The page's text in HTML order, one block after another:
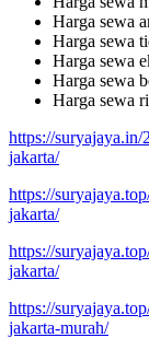
Harga sewa
Harga sewa
Harga sewa
Harga sewa
Harga sewa
https://suryajaya.in/
jakarta/
https://
jakarta/
https://
jakarta/
https://
jakarta-murah/